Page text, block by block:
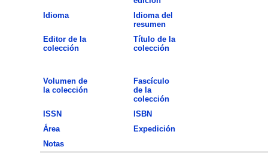
Idioma
Idioma del
resumen
Editor de la
colección
Título de la
colección
Volumen de
la colección
Fascículo
de la
colección
ISSN
ISBN
Área
Expedición
Notas